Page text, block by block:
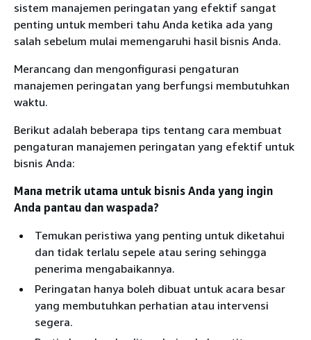
sistem manajemen peringatan yang efektif sangat
penting untuk memberi tahu Anda ketika ada yang
salah sebelum mulai memengaruhi hasil bisnis Anda.
Merancang dan mengonfigurasi pengaturan
manajemen peringatan yang berfungsi membutuhkan
waktu.
Berikut adalah beberapa tips tentang cara membuat
pengaturan manajemen peringatan yang efektif untuk
bisnis Anda:
Mana metrik utama untuk bisnis Anda yang ingin
Anda pantau dan waspada?
Temukan peristiwa yang penting untuk diketahui
dan tidak terlalu sepele atau sering sehingga
penerima mengabaikannya.
Peringatan hanya boleh dibuat untuk acara besar
yang membutuhkan perhatian atau intervensi
segera.